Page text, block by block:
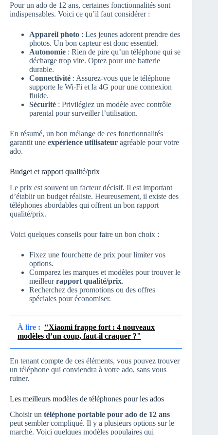
Pour un ado de 12 ans, certaines fonctionnalités sont
indispensables. Voici ce qu’il faut considérer :
Appareil photo : Les jeunes adorent prendre des
photos. Un bon capteur est donc essentiel.
Autonomie : Rien de pire qu’un téléphone qui se
décharge trop vite. Optez pour une batterie
durable.
Connectivité : Assurez-vous que le téléphone
supporte le Wi-Fi et la 4G pour une connexion
fluide.
Sécurité : Privilégiez un modèle avec contrôle
parental pour surveiller l’utilisation.
En résumé, un bon mélange de ces fonctionnalités
garantit une expérience utilisateur agréable pour votre
ado.
Budget et rapport qualité/prix
Le prix est souvent un facteur décisif. Il est important
d’établir un budget réaliste. Heureusement, il existe des
téléphones abordables qui offrent un bon rapport
qualité/prix.
Voici quelques conseils pour faire un bon choix :
Fixez une fourchette de prix pour limiter vos
options.
Comparez les marques et modèles pour trouver le
meilleurrapport qualité/prix.
Recherchez des promotions ou des offres
spéciales pour économiser.
À lire : "Xiaomi frappe fort : 4 nouveaux
modèles d’un coup, faut-il craquer ?"
En tenant compte de ces éléments, vous pouvez trouver
un téléphone qui conviendra à votre ado, sans vous
ruiner.
Les meilleurs modèles de téléphones pour les ados
Choisir un téléphone portable pour ado de 12 ans
peut sembler compliqué. Il y a plusieurs options sur le
marché. Voici quelques modèles populaires qui